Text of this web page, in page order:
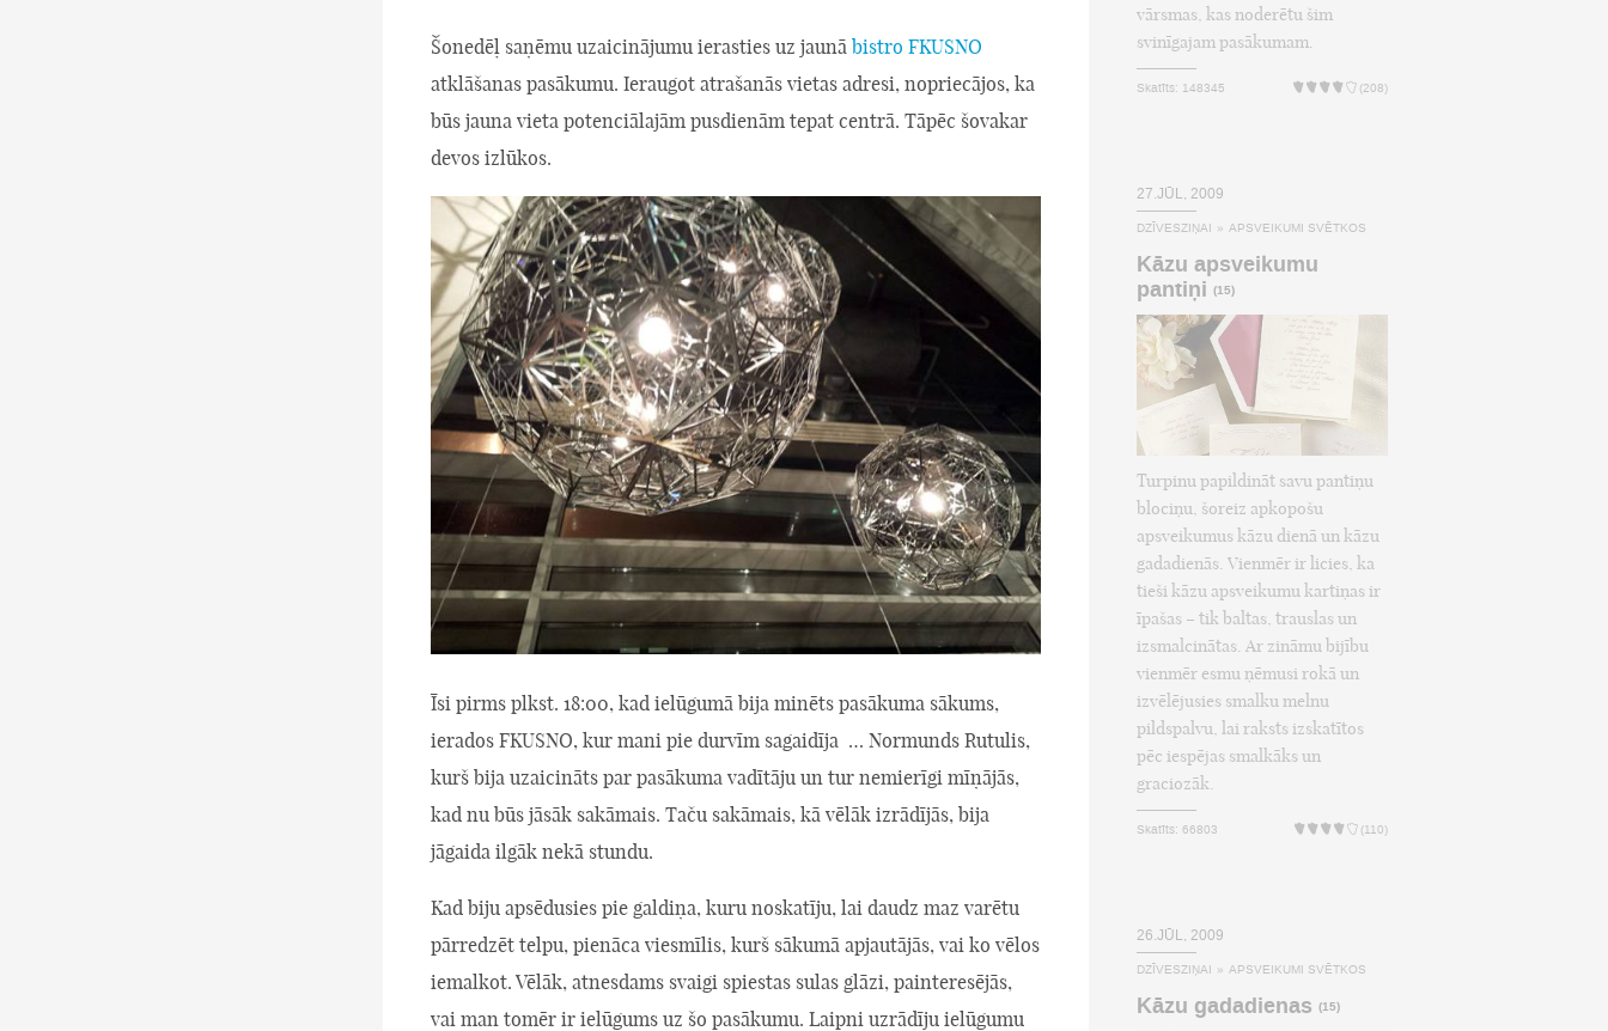
Šonedēļ saņēmu uzaicinājumu ierasties uz jaunā bistro FKUSNO
atklāšanas pasākumu. Ieraugot atrašanās vietas adresi, nopriecājos, ka
būs jauna vieta potenciālajām pusdienām tepat centrā. Tāpēc šovakar
devos izlūkos.
Īsi pirms plkst. 18:00, kad ielūgumā bija minēts pasākuma sākums,
ierados FKUSNO, kur mani pie durvīm sagaidīja … Normunds Rutulis,
kurš bija uzaicināts par pasākuma vadītāju un tur nemierīgi mīņājās,
kad nu būs jāsāk sakāmais. Taču sakāmais, kā vēlāk izrādījās, bija
jāgaida ilgāk nekā stundu.
Kad biju apsēdusies pie galdiņa, kuru noskatīju, lai daudz maz varētu
pārredzēt telpu, pienāca viesmīlis, kurš sākumā apjautājās, vai ko vēlos
iemalkot. Vēlāk, atnesdams svaigi spiestas sulas glāzi, painteresējās,
vai man tomēr ir ielūgums uz šo pasākumu. Laipni uzrādīju ielūgumu
vārsmas, kas noderētu šim
svinīgajam pasākumam.
Skatīts: 148345 (208)
27.JŪL, 2009
DZĪVESZIŅAI » APSVEIKUMI SVĒTKOS
Kāzu apsveikumu
pantiņi (15)
Turpinu papildināt savu pantiņu
blociņu, šoreiz apkopošu
apsveikumus kāzu dienā un kāzu
gadadienās. Vienmēr ir licies, ka
tieši kāzu apsveikumu kartiņas ir
īpašas – tik baltas, trauslas un
izsmalcinātas. Ar zināmu bijību
vienmēr esmu ņēmusi rokā un
izvēlējusies smalku melnu
pildspalvu, lai raksts izskatītos
pēc iespējas smalkāks un
graciozāk.
Skatīts: 66803 (110)
26.JŪL, 2009
DZĪVESZIŅAI » APSVEIKUMI SVĒTKOS
Kāzu gadadienas (15)